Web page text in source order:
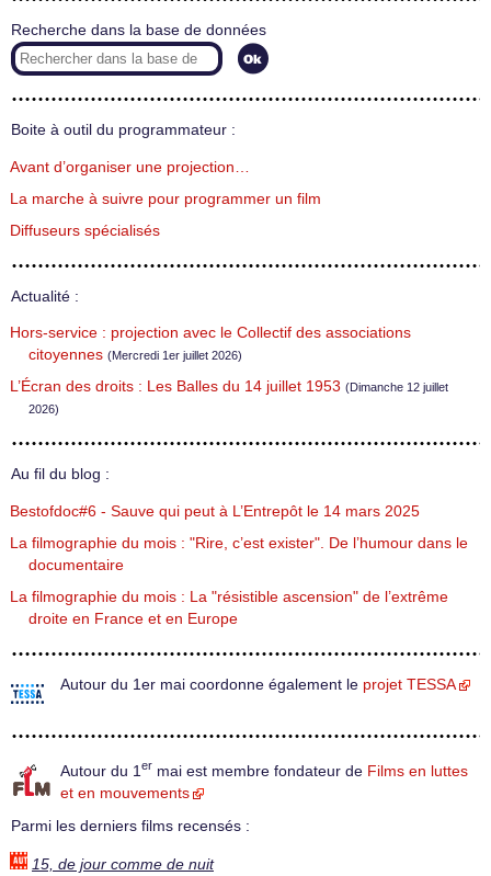
Recherche dans la base de données
Boite à outil du programmateur :
Avant d’organiser une projection…
La marche à suivre pour programmer un film
Diffuseurs spécialisés
Actualité :
Hors-service : projection avec le Collectif des associations
citoyennes (Mercredi 1er juillet 2026)
L’Écran des droits : Les Balles du 14 juillet 1953 (Dimanche 12 juillet
2026)
Au fil du blog :
Bestofdoc#6 - Sauve qui peut à L’Entrepôt le 14 mars 2025
La filmographie du mois : "Rire, c’est exister". De l’humour dans le
documentaire
La filmographie du mois : La "résistible ascension" de l’extrême
droite en France et en Europe
Autour du 1er mai coordonne également le projet TESSA
Autour du 1 er mai est membre fondateur de Films en luttes
et en mouvements
Parmi les derniers films recensés :
15, de jour comme de nuit